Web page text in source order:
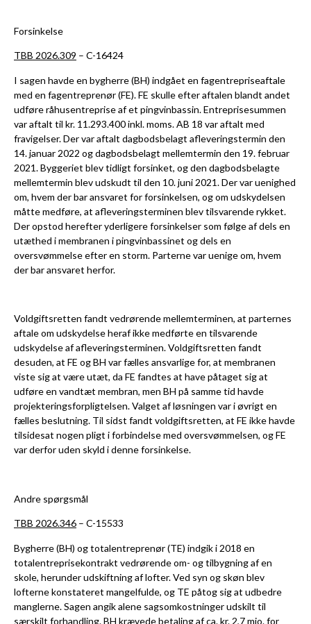
Forsinkelse
TBB 2026.309 – C-16424
I sagen havde en bygherre (BH) indgået en fagentrepriseaftale
med en fagentreprenør (FE). FE skulle efter aftalen blandt andet
udføre råhusentreprise af et pingvinbassin. Entreprisesummen
var aftalt til kr. 11.293.400 inkl. moms. AB 18 var aftalt med
fravigelser. Der var aftalt dagbodsbelagt afleveringstermin den
14. januar 2022 og dagbodsbelagt mellemtermin den 19. februar
2021. Byggeriet blev tidligt forsinket, og den dagbodsbelagte
mellemtermin blev udskudt til den 10. juni 2021. Der var uenighed
om, hvem der bar ansvaret for forsinkelsen, og om udskydelsen
måtte medføre, at afleveringsterminen blev tilsvarende rykket.
Der opstod herefter yderligere forsinkelser som følge af dels en
utæthed i membranen i pingvinbassinet og dels en
oversvømmelse efter en storm. Parterne var uenige om, hvem
der bar ansvaret herfor.
Voldgiftsretten fandt vedrørende mellemterminen, at parternes
aftale om udskydelse heraf ikke medførte en tilsvarende
udskydelse af afleveringsterminen. Voldgiftsretten fandt
desuden, at FE og BH var fælles ansvarlige for, at membranen
viste sig at være utæt, da FE fandtes at have påtaget sig at
udføre en vandtæt membran, men BH på samme tid havde
projekteringsforpligtelsen. Valget af løsningen var i øvrigt en
fælles beslutning. Til sidst fandt voldgiftsretten, at FE ikke havde
tilsidesat nogen pligt i forbindelse med oversvømmelsen, og FE
var derfor uden skyld i denne forsinkelse.
Andre spørgsmål
TBB 2026.346 – C-15533
Bygherre (BH) og totalentreprenør (TE) indgik i 2018 en
totalentreprisekontrakt vedrørende om- og tilbygning af en
skole, herunder udskiftning af lofter. Ved syn og skøn blev
lofterne konstateret mangelfulde, og TE påtog sig at udbedre
manglerne. Sagen angik alene sagsomkostninger udskilt til
særskilt forhandling. BH krævede betaling af ca. kr. 2,7 mio. for